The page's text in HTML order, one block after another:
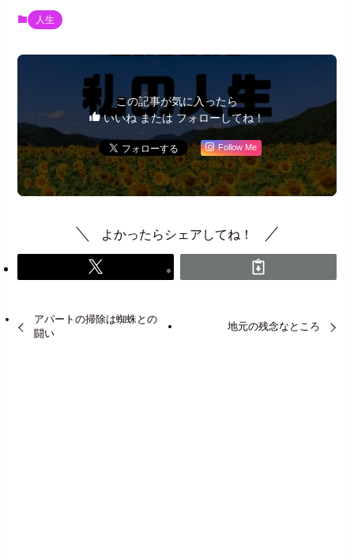
人生
この記事が気に入ったら
いいね または フォローしてね！
Follow Me
よかったらシェアしてね！
アパートの掃除は蜘蛛との
闘い
地元の残念なところ